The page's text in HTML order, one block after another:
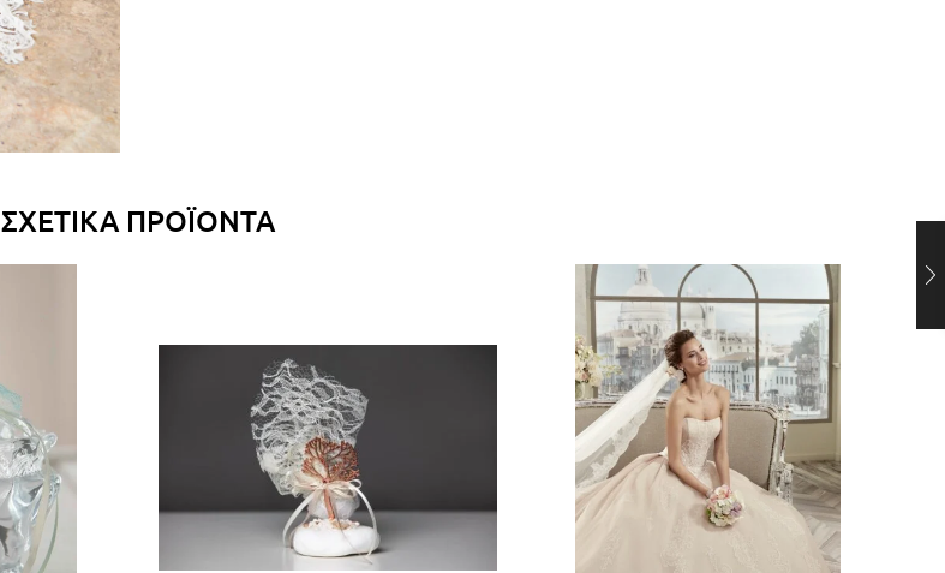
ΣΧΕΤΙΚΆ ΠΡΟΪΌΝΤΑ